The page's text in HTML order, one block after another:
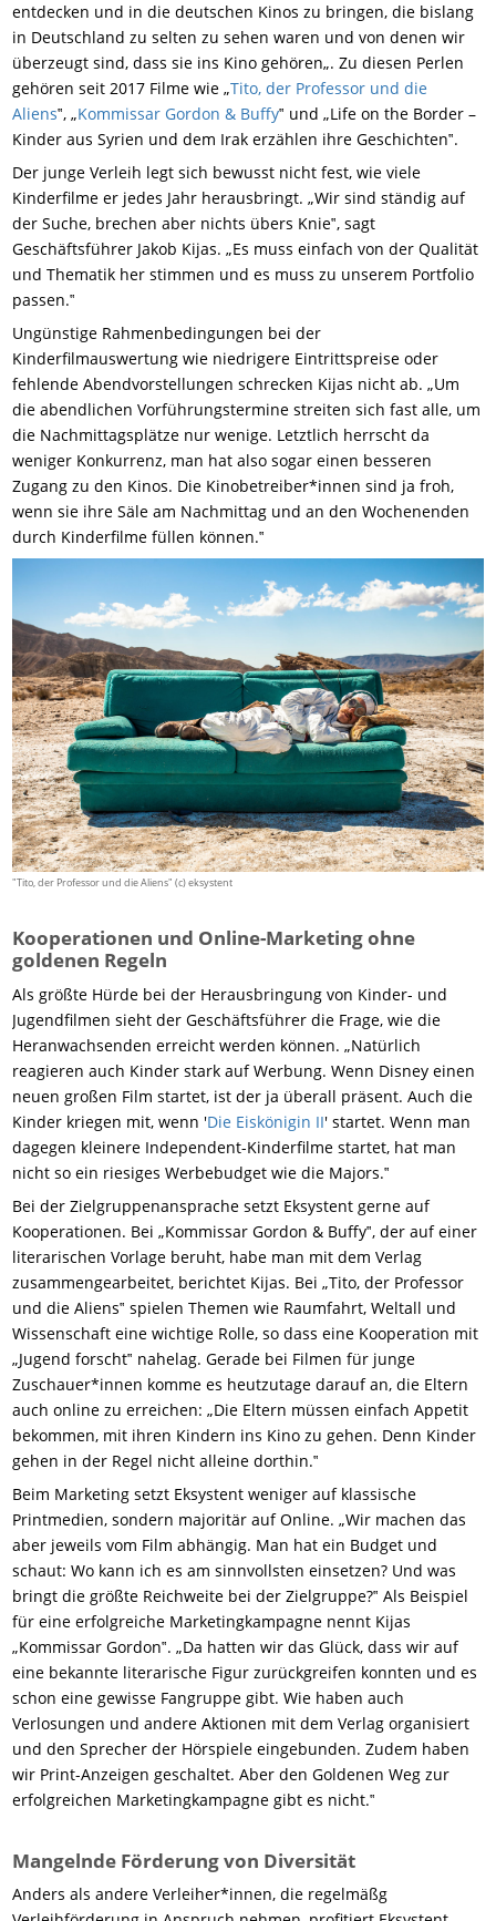
entdecken und in die deutschen Kinos zu bringen, die bislang
in Deutschland zu selten zu sehen waren und von denen wir
überzeugt sind, dass sie ins Kino gehören„. Zu diesen Perlen
gehören seit 2017 Filme wie „Tito, der Professor und die
Aliens‟, „Kommissar Gordon & Buffy‟ und „Life on the Border –
Kinder aus Syrien und dem Irak erzählen ihre Geschichten‟.
Der junge Verleih legt sich bewusst nicht fest, wie viele
Kinderfilme er jedes Jahr herausbringt. „Wir sind ständig auf
der Suche, brechen aber nichts übers Knie‟, sagt
Geschäftsführer Jakob Kijas. „Es muss einfach von der Qualität
und Thematik her stimmen und es muss zu unserem Portfolio
passen.‟
Ungünstige Rahmenbedingungen bei der
Kinderfilmauswertung wie niedrigere Eintrittspreise oder
fehlende Abendvorstellungen schrecken Kijas nicht ab. „Um
die abendlichen Vorführungstermine streiten sich fast alle, um
die Nachmittagsplätze nur wenige. Letztlich herrscht da
weniger Konkurrenz, man hat also sogar einen besseren
Zugang zu den Kinos. Die Kinobetreiber*innen sind ja froh,
wenn sie ihre Säle am Nachmittag und an den Wochenenden
durch Kinderfilme füllen können.‟
"Tito, der Professor und die Aliens" (c) eksystent
Kooperationen und Online-Marketing ohne
goldenen Regeln
Als größte Hürde bei der Herausbringung von Kinder- und
Jugendfilmen sieht der Geschäftsführer die Frage, wie die
Heranwachsenden erreicht werden können. „Natürlich
reagieren auch Kinder stark auf Werbung. Wenn Disney einen
neuen großen Film startet, ist der ja überall präsent. Auch die
Kinder kriegen mit, wenn 'Die Eiskönigin II' startet. Wenn man
dagegen kleinere Independent-Kinderfilme startet, hat man
nicht so ein riesiges Werbebudget wie die Majors.‟
Bei der Zielgruppenansprache setzt Eksystent gerne auf
Kooperationen. Bei „Kommissar Gordon & Buffy‟, der auf einer
literarischen Vorlage beruht, habe man mit dem Verlag
zusammengearbeitet, berichtet Kijas. Bei „Tito, der Professor
und die Aliens‟ spielen Themen wie Raumfahrt, Weltall und
Wissenschaft eine wichtige Rolle, so dass eine Kooperation mit
„Jugend forscht‟ nahelag. Gerade bei Filmen für junge
Zuschauer*innen komme es heutzutage darauf an, die Eltern
auch online zu erreichen: „Die Eltern müssen einfach Appetit
bekommen, mit ihren Kindern ins Kino zu gehen. Denn Kinder
gehen in der Regel nicht alleine dorthin.‟
Beim Marketing setzt Eksystent weniger auf klassische
Printmedien, sondern majoritär auf Online. „Wir machen das
aber jeweils vom Film abhängig. Man hat ein Budget und
schaut: Wo kann ich es am sinnvollsten einsetzen? Und was
bringt die größte Reichweite bei der Zielgruppe?‟ Als Beispiel
für eine erfolgreiche Marketingkampagne nennt Kijas
„Kommissar Gordon‟. „Da hatten wir das Glück, dass wir auf
eine bekannte literarische Figur zurückgreifen konnten und es
schon eine gewisse Fangruppe gibt. Wie haben auch
Verlosungen und andere Aktionen mit dem Verlag organisiert
und den Sprecher der Hörspiele eingebunden. Zudem haben
wir Print-Anzeigen geschaltet. Aber den Goldenen Weg zur
erfolgreichen Marketingkampagne gibt es nicht.‟
Mangelnde Förderung von Diversität
Anders als andere Verleiher*innen, die regelmäßg